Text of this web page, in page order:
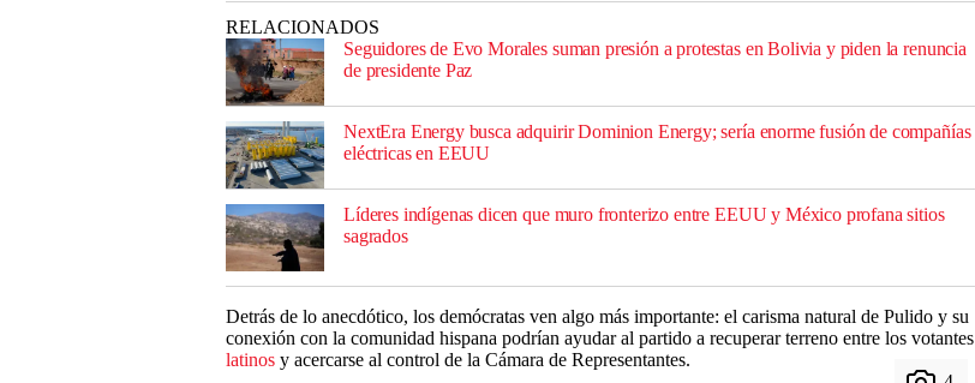
RELACIONADOS
Seguidores de Evo Morales suman presión a protestas en Bolivia y piden la renuncia
de presidente Paz
NextEra Energy busca adquirir Dominion Energy; sería enorme fusión de compañías
eléctricas en EEUU
Líderes indígenas dicen que muro fronterizo entre EEUU y México profana sitios
sagrados
Detrás de lo anecdótico, los demócratas ven algo más importante: el carisma natural de Pulido y su
conexión con la comunidad hispana podrían ayudar al partido a recuperar terreno entre los votantes
latinos y acercarse al control de la Cámara de Representantes.